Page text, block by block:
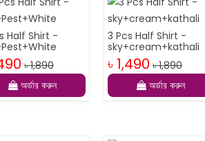
Half Shirt -
৳ 1,890
অর্ডার করুন
3 Pcs Half Shirt -
sky+cream+kathali
৳ 1,490 ৳ 1,890
অর্ডার করুন